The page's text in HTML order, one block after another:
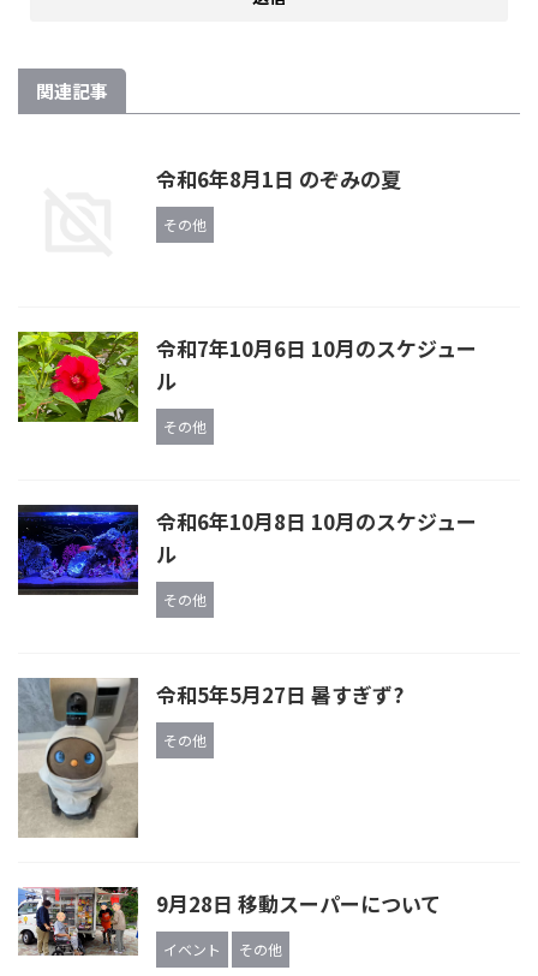
関連記事
令和6年8月1日 のぞみの夏
その他
令和7年10月6日 10月のスケジュー
ル
その他
令和6年10月8日 10月のスケジュー
ル
その他
令和5年5月27日 暑すぎず?
その他
9月28日 移動スーパーについて
イベント その他